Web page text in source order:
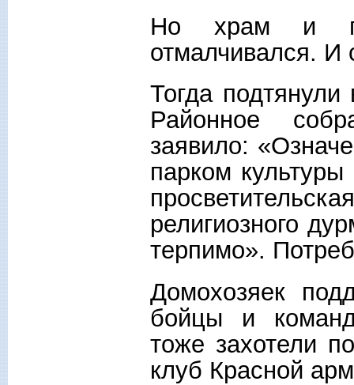
Но храм и
отмалчивался. И
Тогда
Районное
заявило:
парком
религиозного
терпимо».
Домохозяек
бойцы и
тоже захотели
клуб Красной